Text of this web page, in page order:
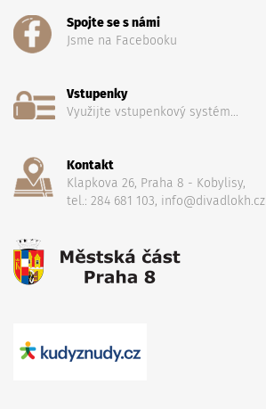
Spojte se s námi
Jsme na Facebooku
Vstupenky
Využijte vstupenkový systém...
Kontakt
Klapkova 26, Praha 8 - Kobylisy,
tel.: 284 681 103, info@divadlokh.cz